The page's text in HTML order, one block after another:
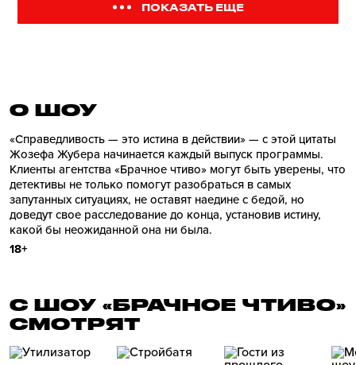
ПОКАЗАТЬ ЕЩЕ
О ШОУ
«Справедливость — это истина в действии» — с этой цитаты
Жозефа Жубера начинается каждый выпуск программы.
Клиенты агентства «Брачное чтиво» могут быть уверены, что
детективы не только помогут разобраться в самых
запутанных ситуациях, не оставят наедине с бедой, но
доведут свое расследование до конца, установив истину,
какой бы неожиданной она ни была.
18+
С ШОУ «БРАЧНОЕ ЧТИВО»
СМОТРЯТ